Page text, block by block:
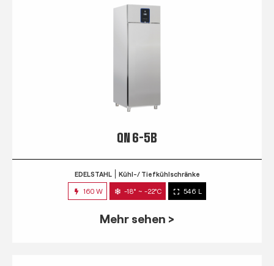
QN 6-5B
EDELSTAHL Kühl-/ Tiefkühlschränke
160 W -18° ~ -22°C 546 L
Mehr sehen >